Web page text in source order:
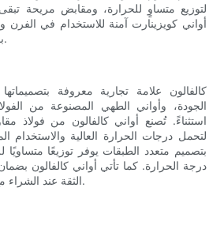
لتوزيع متساوٍ للحرارة، ومقابض مريحة
أواني كويزينارت آمنة للاستخدام في الفرن
بما في ذلك المواقد الحثية.
كالفالون علامة تجارية معروفة بتصميماتها
الجودة، وأواني الطهي المصنوعة من
استثناءً. تُصنع أواني كالفالون من فولاذ
لتحمل درجات الحرارة العالية والاستخدام
بتصميم متعدد الطبقات يوفر توزيعًا متساويًا
درجة الحرارة. كما تأتي أواني كالفالون
الثقة عند الشراء مع ضمان حماية استثمارك.